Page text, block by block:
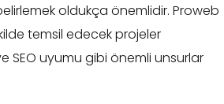
oldukça önemlidir. Proweb
temsil edecek projeler
SEO uyumu gibi önemli unsurlar